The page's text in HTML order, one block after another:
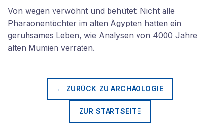
Von wegen verwöhnt und behütet: Nicht alle
Pharaonentöchter im alten Ägypten hatten ein
geruhsames Leben, wie Analysen von 4000 Jahre
alten Mumien verraten.
← ZURÜCK ZUARCHÄOLOGIE
ZUR STARTSEITE